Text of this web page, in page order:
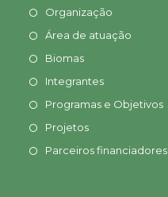
Organização
Área de atuação
Biomas
Integrantes
Programas e Objetivos
Projetos
Parceiros financiadores